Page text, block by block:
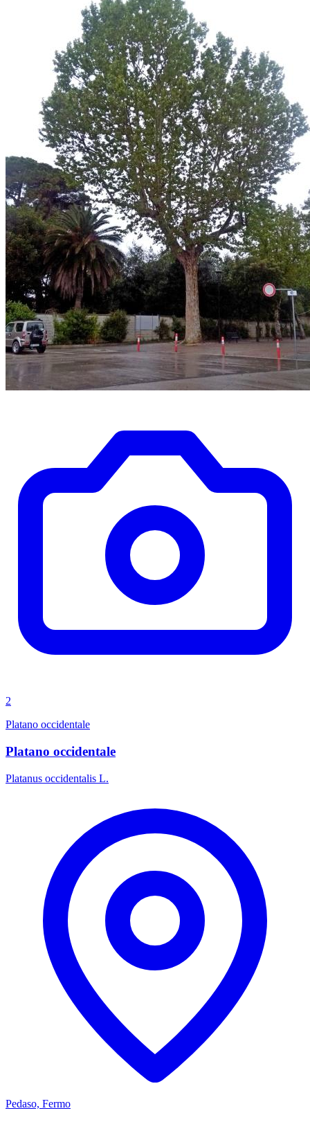
2
Platano occidentale
Platano occidentale
Platanus occidentalis L.
Pedaso, Fermo